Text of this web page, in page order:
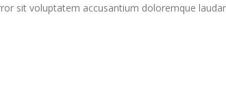
sit voluptatem accusantium doloremque